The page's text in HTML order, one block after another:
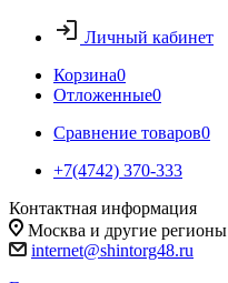
Личный кабинет
Корзина0
Отложенные0
Сравнение товаров0
+7(4742) 370-333
Контактная информация
Москва и другие регионы
internet@shintorg48.ru